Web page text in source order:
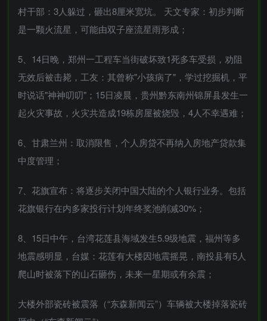
村干部：3人躲过，砸出8厘米宽坑。 天文专家：初步判断
是一颗火流星，可能由双子座流星雨形成；
5、14日晚，郑州一工程车当街破坏致1死多车受损，劝阻
无效后被击毙，工友：其曾称"小孩病了"，学过挖掘机，平
时说话"神神叨叨"；15日凌晨，贵州黔东南州锦屏县发生一
起火灾事故，火灾共造成19栋房屋被烧毁，4人不幸遇难；
6、甘肃兰州：取消限售，个人房贷不再纳入房地产贷款集
中度管理；
7、花旗宣布：将逐步关闭中国大陆的个人银行业务。包括
花旗银行在内多家投行计划年终奖池削减30%；
8、15日中午，台湾花莲县海域发生5.9级地震，福州等多
地震感明显，台媒：花莲有大楼因地震摇晃，南投县有5人
爬山时被落下的山石砸伤，未来一星期或有余震；
大楼外部瓷砖被震落（“东森新闻云”）车辆被大楼掉落瓷砖